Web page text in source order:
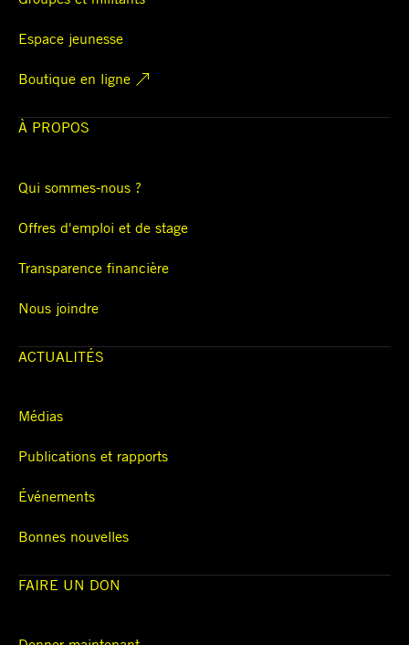
Espace jeunesse
Boutique en ligne
À PROPOS
Qui sommes-nous ?
Offres d'emploi et de stage
Transparence financière
Nous joindre
ACTUALITÉS
Médias
Publications et rapports
Événements
Bonnes nouvelles
FAIRE UN DON